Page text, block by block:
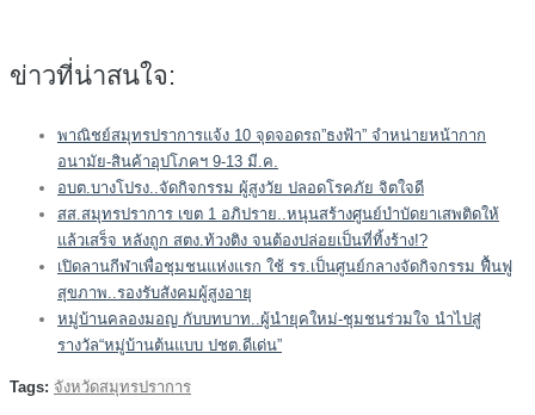
ข่าวที่น่าสนใจ:
พาณิชย์สมุทรปราการแจ้ง 10 จุดจอดรถ”ธงฟ้า” จำหน่ายหน้ากาก
อนามัย-สินค้าอุปโภคฯ 9-13 มี.ค.
อบต.บางโปรง..จัดกิจกรรม ผู้สูงวัย ปลอดโรคภัย จิตใจดี
สส.สมุทรปราการ เขต 1 อภิปราย..หนุนสร้างศูนย์บำบัดยาเสพติดให้
แล้วเสร็จ หลังถูก สตง.ท้วงติง จนต้องปล่อยเป็นที่ทิ้งร้าง!?
เปิดลานกีฬาเพื่อชุมชนแห่งแรก ใช้ รร.เป็นศูนย์กลางจัดกิจกรรม ฟื้นฟู
สุขภาพ..รองรับสังคมผู้สูงอายุ
หมู่บ้านคลองมอญ กับบทบาท..ผู้นำยุคใหม่-ชุมชนร่วมใจ นำไปสู่
รางวัล“หมู่บ้านต้นแบบ ปชต.ดีเด่น”
Tags: จังหวัดสมุทรปราการ